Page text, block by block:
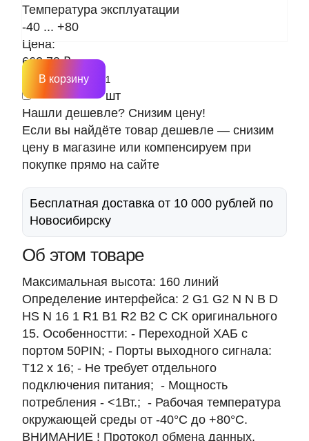
Температура эксплуатации
-40 ... +80
Цена:
662.70 ₽
шт
В корзину
Нашли дешевле? Снизим цену!
Если вы найдёте товар дешевле — снизим
цену в магазине или компенсируем при
покупке прямо на сайте
Бесплатная доставка от 10 000 рублей по
Новосибирску
Об этом товаре
Максимальная высота: 160 линий
Определение интерфейса: 2 G1 G2 N N B D
HS N 16 1 R1 B1 R2 B2 C CK оригинального
15. Особенностти: - Переходной ХАБ с
портом 50PIN; - Порты выходного сигнала:
T12 x 16; - Не требует отдельного
подключения питания; - Мощность
потребления - <1Вт.; - Рабочая температура
окружающей среды от -40°C до +80°C.
ВНИМАНИЕ ! Протокол обмена данных,